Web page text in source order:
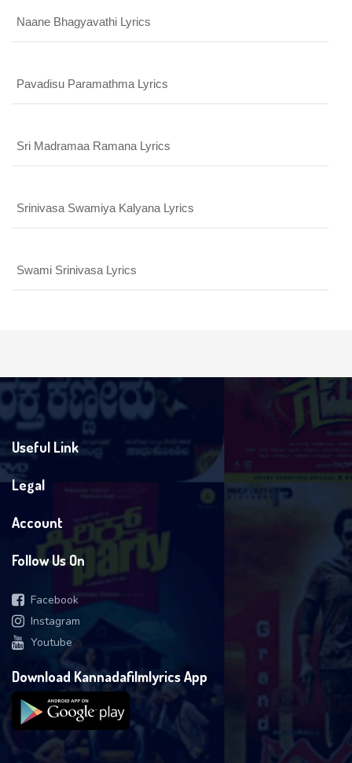
Naane Bhagyavathi Lyrics
Pavadisu Paramathma Lyrics
Sri Madramaa Ramana Lyrics
Srinivasa Swamiya Kalyana Lyrics
Swami Srinivasa Lyrics
Useful Link
Legal
Account
Follow Us On
Facebook
Instagram
Youtube
Download Kannadafilmlyrics App